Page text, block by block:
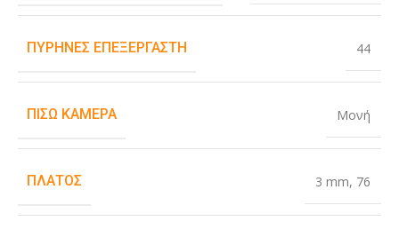
ΠΥΡΉΝΕΣ ΕΠΕΞΕΡΓΑΣΤΉ 44
ΠΊΣΩ ΚΆΜΕΡΑ Μονή
ΠΛΆΤΟΣ 3 mm, 76